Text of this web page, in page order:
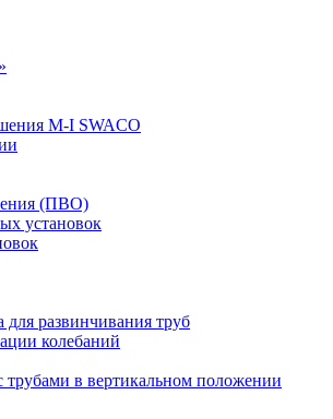
M-I SWACO
(ПВО)
установок
для развинчивания труб
колебаний
трубами в вертикальном положении